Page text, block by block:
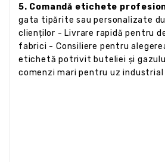
5. Comandă etichete
gata tipărite sau personalizate
clienților - Livrare rapidă pentru
fabrici - Consiliere pentru
etichetă potrivit buteliei și
comenzi mari pentru uz industrial